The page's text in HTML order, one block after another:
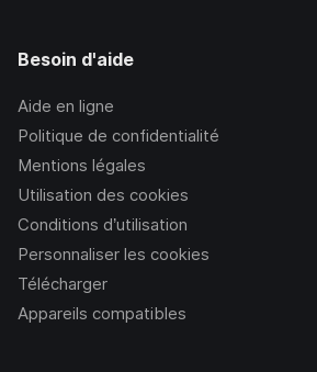
Besoin d'aide
Aide en ligne
Politique de confidentialité
Mentions légales
Utilisation des cookies
Conditions d’utilisation
Personnaliser les cookies
Télécharger
Appareils compatibles